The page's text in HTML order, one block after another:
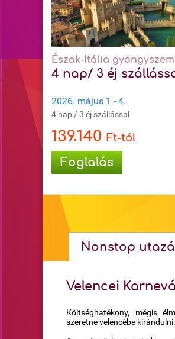
Észak-Itália
4 nap/ 3 éj
2026. május 1 - 4.
4 nap / 3 éj szállással
139.140 Ft-tól
Foglalás
Nonstop
Velencei
Költséghatékony, mégis
szeretne velencébe kirándulni.